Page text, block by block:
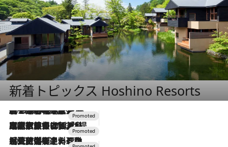
新着トピックス Hoshino Resorts
2026.8.7
【トンボの足水浴】ヒノキの香りに包まれて涼感マックス！約13℃の湧水かけ流しを避暑地「星野温泉 トンボの湯」で体験
2026.7.31
【ホテル帰省】という選択肢をOMOが提案。家族とほどよい距離を保つには「昼は実家、夜は気兼ねなくホテルで！」
2026.7.24
【夏限定ディナーコース】旬を迎える稚鮎や花ズッキーニなどをイタリア・トスカーナの郷土料理の手法で満喫！